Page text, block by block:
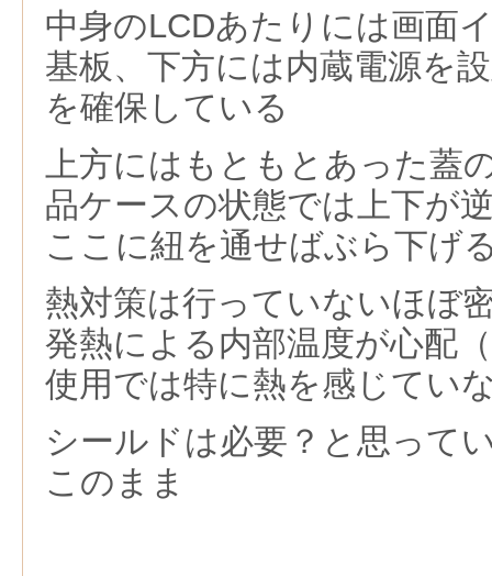
中身のLCDあたりには画面
基板、下方には内蔵電源を
を確保している
上方にはもともとあった蓋
品ケースの状態では上下が
ここに紐を通せばぶら下げ
熱対策は行っていないほぼ
発熱による内部温度が心配
使用では特に熱を感じてい
シールドは必要？と思って
このまま